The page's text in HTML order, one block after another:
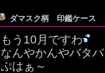
ダマスク柄 印鑑ケー
もう10月ですわ
なんやかんやバタ
ぷはぁ～